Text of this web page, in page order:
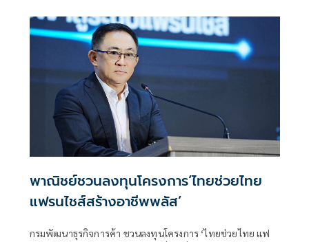
พาณิชย์ชวนลงทุนโครงการ‘ไทยช่วยไทย
แฟรนไชส์สร้างอาชีพพลัส’
กรมพัฒนาธุรกิจการค้า ชวนลงทุนโครงการ ‘ไทยช่วยไทย แฟ